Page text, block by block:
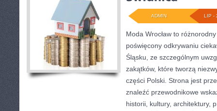
LIP -
ADMIN
Moda Wrocław to
poświęcony odkrywaniu
Śląsku, ze szczególnym
zakątków, które tworzą
części Polski. Strona jest
znaleźć przewodnikowe
historii, kultury, architektury,